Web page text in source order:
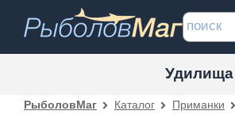
Удилища
РыболовМаг Каталог Приманки